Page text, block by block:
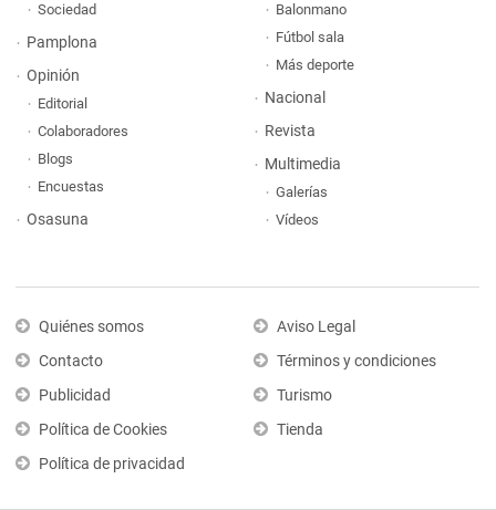
Sociedad
Pamplona
Opinión
Editorial
Colaboradores
Blogs
Encuestas
Osasuna
Balonmano
Fútbol sala
Más deporte
Nacional
Revista
Multimedia
Galerías
Vídeos
Quiénes somos
Contacto
Publicidad
Política de Cookies
Política de privacidad
Aviso Legal
Términos y condiciones
Turismo
Tienda